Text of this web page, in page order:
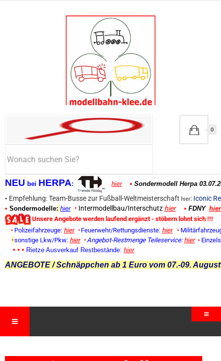
NEU bei HERPA: hier • Sondermodell Herpa
• Empfehlung: Team-Busse zur Fußball-Weltmeisterschaft hier: Iconic
• Sondermodelle: hier • Intermodellbau/Interschutz hier • FDNY hier
Unsere Angebote werden laufend ergänzt - stöbern lohnt sich !!!
• Polizeifahrzeuge: hier • Feuerwehr/Rettungsdienste: hier •
• sonstige Lkw/Pkw: hier • Angebot-Restmenge Teileservice: hier •
• • • Rietze Ausverkauf Restbestände: hier
ANGEBOTE / Schnäppchen ab 1 Euro vom 07.-09.
0